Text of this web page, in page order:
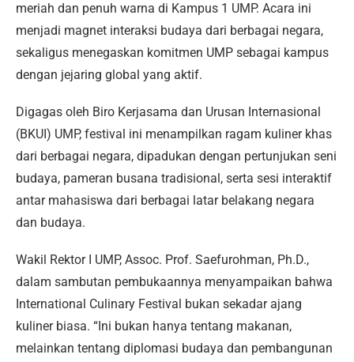
meriah dan penuh warna di Kampus 1 UMP. Acara ini
menjadi magnet interaksi budaya dari berbagai negara,
sekaligus menegaskan komitmen UMP sebagai kampus
dengan jejaring global yang aktif.
Digagas oleh Biro Kerjasama dan Urusan Internasional
(BKUI) UMP, festival ini menampilkan ragam kuliner khas
dari berbagai negara, dipadukan dengan pertunjukan seni
budaya, pameran busana tradisional, serta sesi interaktif
antar mahasiswa dari berbagai latar belakang negara
dan budaya.
Wakil Rektor I UMP, Assoc. Prof. Saefurohman, Ph.D.,
dalam sambutan pembukaannya menyampaikan bahwa
International Culinary Festival bukan sekadar ajang
kuliner biasa. “Ini bukan hanya tentang makanan,
melainkan tentang diplomasi budaya dan pembangunan